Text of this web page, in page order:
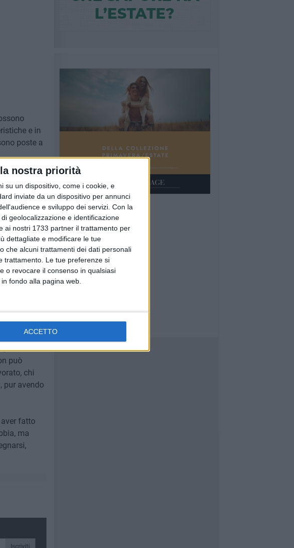
nostra priorità
su un dispositivo, come i cookie, e
inviate da un dispositivo per annunci
e sviluppo dei servizi. Con la
geolocalizzazione e identificazione
ai nostri 1733 partner il trattamento per
dettagliate e modificare le tue
che alcuni trattamenti dei dati personali
trattamento. Le tue preferenze si
o revocare il consenso in qualsiasi
fondo alla pagina web.
ACCETTO
e in
poste a
di
e
contributo
messi in
e dalle
trova
di
cosa ha
può
chi
pur avendo
fatto
ma